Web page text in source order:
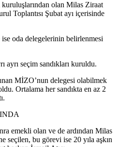
olan Milas Ziraat
Toplantısı Şubat ayı içerisinde
oda delegelerinin belirlenmesi
ayrı seçim sandıkları kuruldu.
MİZO’nun delegesi olabilmek
Ortalama her sandıkta en az 2
emekli olan ve de ardından Milas
seçilen, bu görevi ise 20 yıla aşkın